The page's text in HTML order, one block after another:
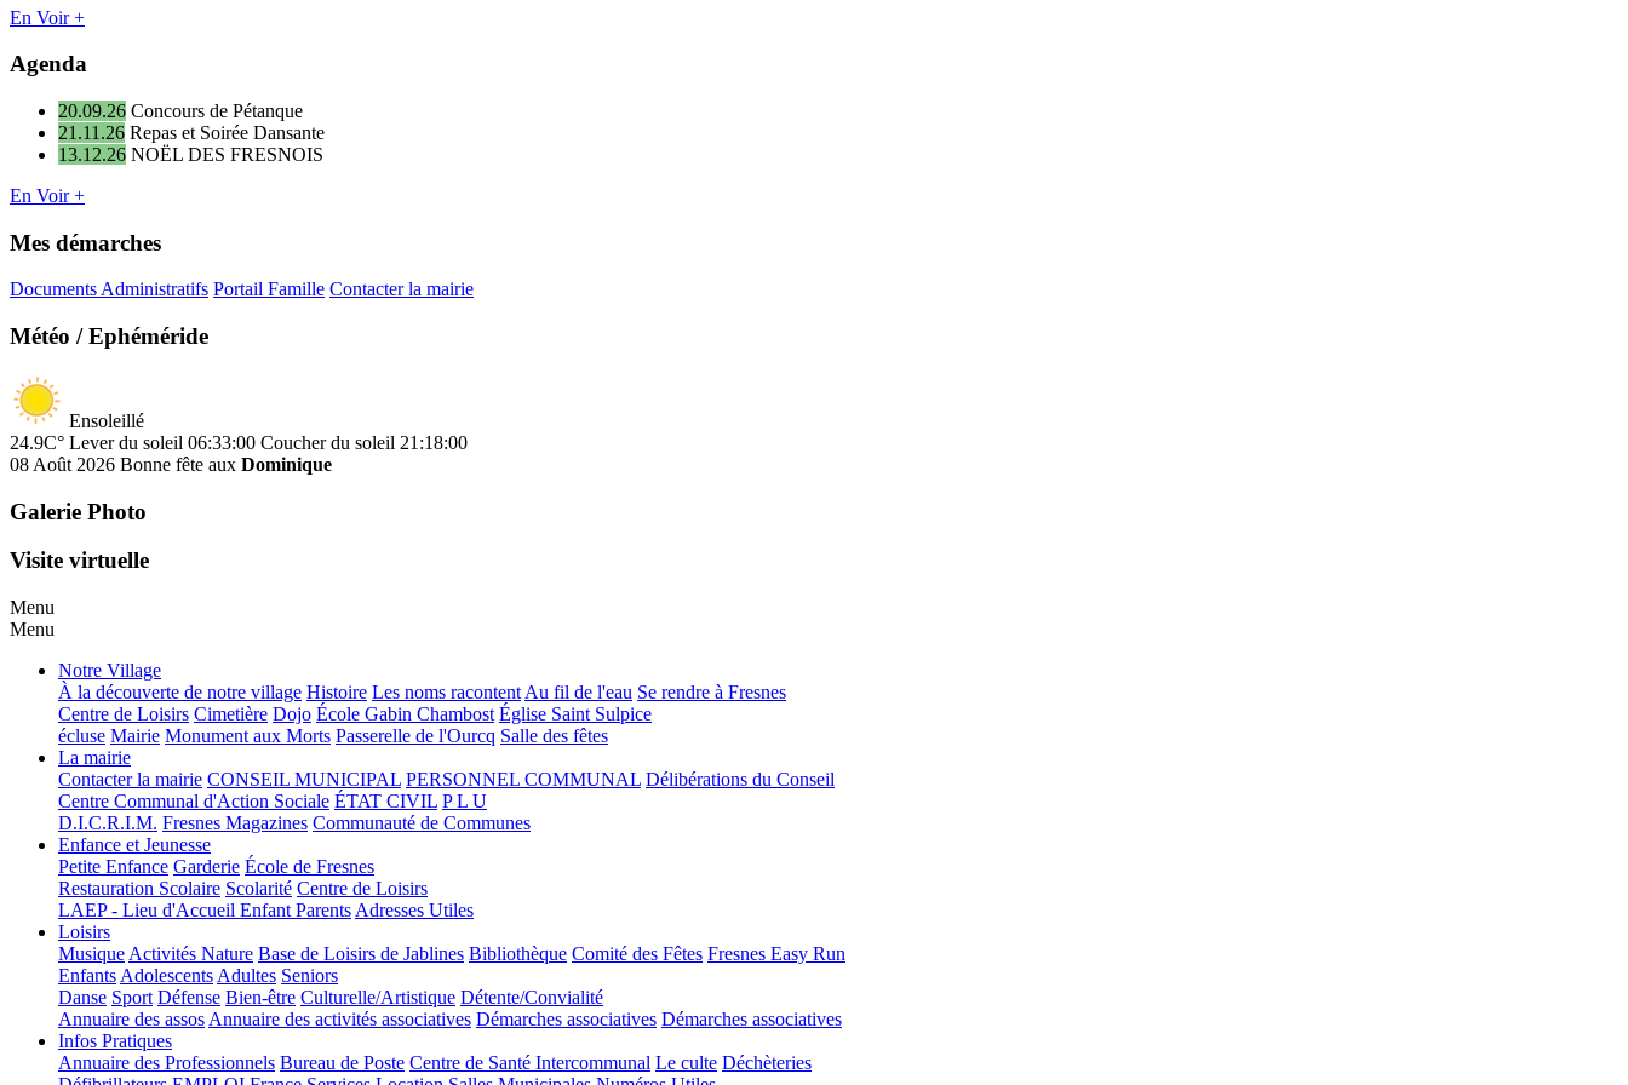
En Voir +
Agenda
20.09.26 Concours de Pétanque
21.11.26 Repas et Soirée Dansante
13.12.26 NOËL DES FRESNOIS
En Voir +
Mes démarches
Documents Administratifs Portail Famille Contacter la mairie
Météo / Ephéméride
Ensoleillé
24.9C° Lever du soleil 06:33:00 Coucher du soleil 21:18:00
08 Août 2026 Bonne fête aux Dominique
Galerie Photo
Visite virtuelle
Menu
Menu
Notre Village
À la découverte de notre village Histoire Les noms racontent Au fil de l'eau Se rendre à Fresnes
Centre de Loisirs Cimetière Dojo École Gabin Chambost Église Saint Sulpice
écluse Mairie Monument aux Morts Passerelle de l'Ourcq Salle des fêtes
La mairie
Contacter la mairie CONSEIL MUNICIPAL PERSONNEL COMMUNAL Délibérations du Conseil
Centre Communal d'Action Sociale ÉTAT CIVIL P L U
D.I.C.R.I.M. Fresnes Magazines Communauté de Communes
Enfance et Jeunesse
Petite Enfance Garderie École de Fresnes
Restauration Scolaire Scolarité Centre de Loisirs
LAEP - Lieu d'Accueil Enfant Parents Adresses Utiles
Loisirs
Musique Activités Nature Base de Loisirs de Jablines Bibliothèque Comité des Fêtes Fresnes Easy Run
Enfants Adolescents Adultes Seniors
Danse Sport Défense Bien-être Culturelle/Artistique Détente/Convialité
Annuaire des assos Annuaire des activités associatives Démarches associatives Démarches associatives
Infos Pratiques
Annuaire des Professionnels Bureau de Poste Centre de Santé Intercommunal Le culte Déchèteries